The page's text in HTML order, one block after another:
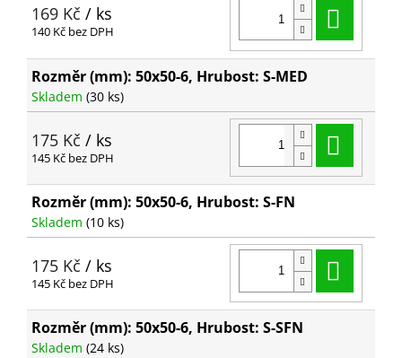
169 Kč / ks
140 Kč bez DPH
Rozměr (mm): 50x50-6, Hrubost: S-MED
Skladem (30 ks)
175 Kč / ks
145 Kč bez DPH
Rozměr (mm): 50x50-6, Hrubost: S-FN
Skladem (10 ks)
175 Kč / ks
145 Kč bez DPH
Rozměr (mm): 50x50-6, Hrubost: S-SFN
Skladem (24 ks)